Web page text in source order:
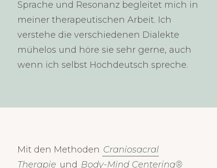
Sprache und Resonanz begleitet mich in
meiner therapeutischen Arbeit. Ich
verstehe die verschiedenen Dialekte
mühelos und höre sie sehr gerne, auch
wenn ich selbst Hochdeutsch spreche.
Mit den Methoden Craniosacral
Therapie und Body-Mind Centering®